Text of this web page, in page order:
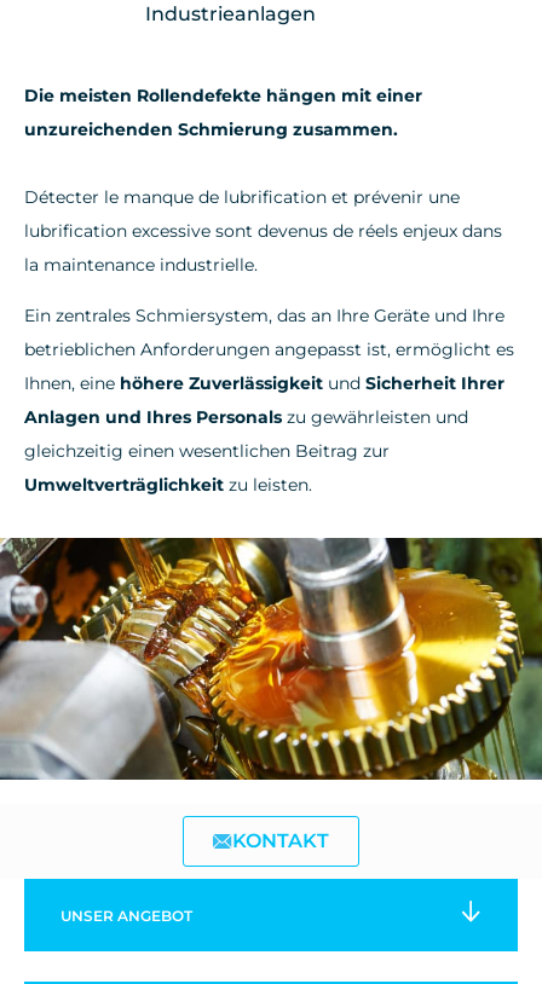
KONTAKT
Industrieanlagen
Die meisten Rollendefekte hängen mit einer
unzureichenden Schmierung zusammen.
Détecter le manque de lubrification et prévenir une
lubrification excessive sont devenus de réels enjeux dans
la maintenance industrielle.
Ein zentrales Schmiersystem, das an Ihre Geräte und Ihre
betrieblichen Anforderungen angepasst ist, ermöglicht es
Ihnen, eine höhere Zuverlässigkeit und Sicherheit Ihrer
Anlagen und Ihres Personals zu gewährleisten und
gleichzeitig einen wesentlichen Beitrag zur
Umweltverträglichkeit zu leisten.
UNSER ANGEBOT